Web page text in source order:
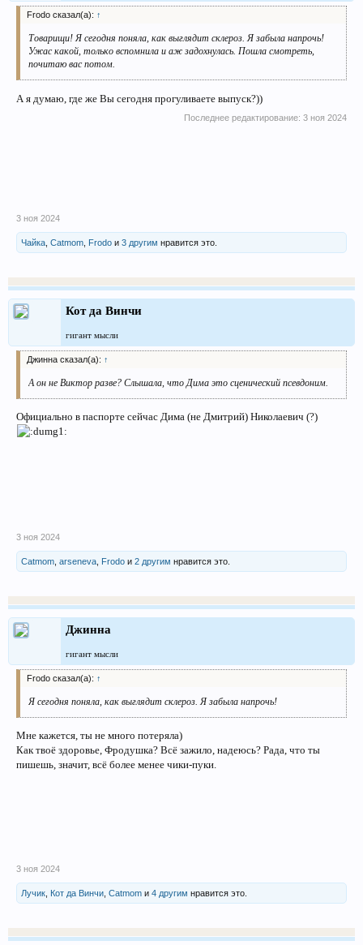
Frodo сказал(а): ↑
Товарищи! Я сегодня поняла, как выглядит склероз. Я забыла напрочь!
Ужас какой, только вспомнила и аж задохнулась. Пошла смотреть,
почитаю вас потом.
А я думаю, где же Вы сегодня прогуливаете выпуск?))
Последнее редактирование: 3 ноя 2024
3 ноя 2024
Чайка Catmom Frodo и 3 другим нравится это.
Кот да Винчи
гигант мысли
Джинна сказал(а): ↑
А он не Виктор разве? Слышала, что Дима это сценический псевдоним.
Официально в паспорте сейчас Дима (не Дмитрий) Николаевич (?)
3 ноя 2024
Catmom arseneva Frodo и 2 другим нравится это.
Джинна
гигант мысли
Frodo сказал(а): ↑
Я сегодня поняла, как выглядит склероз. Я забыла напрочь!
Мне кажется, ты не много потеряла)
Как твоё здоровье, Фродушка? Всё зажило, надеюсь? Рада, что ты
пишешь, значит, всё более менее чики-пуки.
3 ноя 2024
Лучик Кот да Винчи Catmom и 4 другим нравится это.